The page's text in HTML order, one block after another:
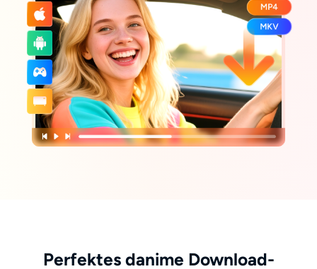
Perfektes danime Download-